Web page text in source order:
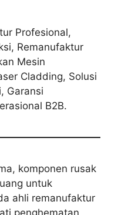
Profesional,
Remanufaktur
Mesin
Cladding, Solusi
Garansi
B2B.
komponen rusak
untuk
ahli remanufaktur
penghematan